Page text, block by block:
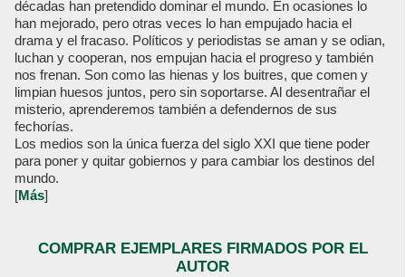
décadas han pretendido dominar el mundo. En ocasiones lo
han mejorado, pero otras veces lo han empujado hacia el
drama y el fracaso. Políticos y periodistas se aman y se odian,
luchan y cooperan, nos empujan hacia el progreso y también
nos frenan. Son como las hienas y los buitres, que comen y
limpian huesos juntos, pero sin soportarse. Al desentrañar el
misterio, aprenderemos también a defendernos de sus
fechorías.
Los medios son la única fuerza del siglo XXI que tiene poder
para poner y quitar gobiernos y para cambiar los destinos del
mundo.
[Más]
COMPRAR EJEMPLARES FIRMADOS POR EL
AUTOR